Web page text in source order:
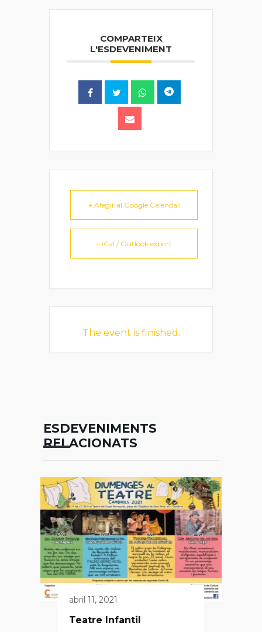
COMPARTEIX
L'ESDEVENIMENT
+ Afegir al Google Calendar
+ iCal / Outlook export
The event is finished.
ESDEVENIMENTS
RELACIONATS
abril 11, 2021
Teatre Infantil